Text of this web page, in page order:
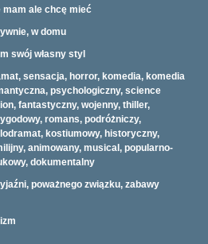
mam ale chcę mieć
w domu
swój własny styl
sensacja, horror, komedia, komedia
psychologiczny, science
fantastyczny, wojenny, thiller,
romans, podróżniczy,
kostiumowy, historyczny,
animowany, musical, popularno-
dokumentalny
poważnego związku, zabawy